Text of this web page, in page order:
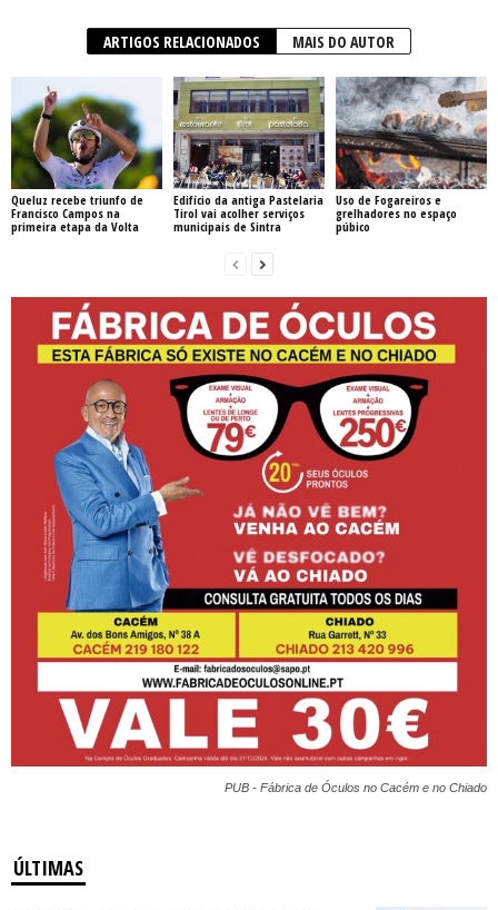
ARTIGOS RELACIONADOS MAIS DO AUTOR
Queluz recebe triunfo de
Francisco Campos na
primeira etapa da Volta
Edifício da antiga Pastelaria
Tirol vai acolher serviços
municipais de Sintra
Uso de Fogareiros e
grelhadores no espaço
púbico
PUB - Fábrica de Óculos no Cacém e no Chiado
ÚLTIMAS